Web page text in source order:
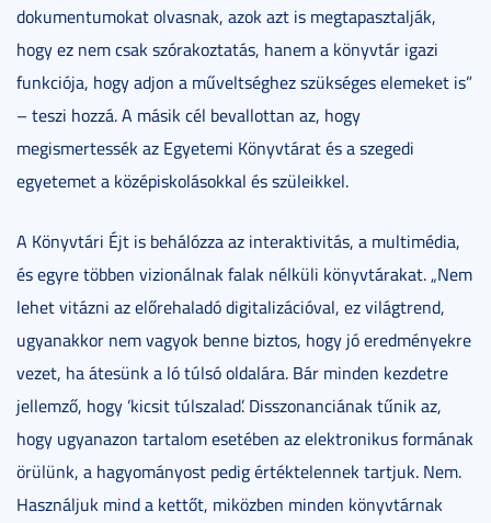
dokumentumokat olvasnak, azok azt is megtapasztalják,
hogy ez nem csak szórakoztatás, hanem a könyvtár igazi
funkciója, hogy adjon a műveltséghez szükséges elemeket is”
– teszi hozzá. A másik cél bevallottan az, hogy
megismertessék az Egyetemi Könyvtárat és a szegedi
egyetemet a középiskolásokkal és szüleikkel.
A Könyvtári Éjt is behálózza az interaktivitás, a multimédia,
és egyre többen vizionálnak falak nélküli könyvtárakat. „Nem
lehet vitázni az előrehaladó digitalizációval, ez világtrend,
ugyanakkor nem vagyok benne biztos, hogy jó eredményekre
vezet, ha átesünk a ló túlsó oldalára. Bár minden kezdetre
jellemző, hogy ’kicsit túlszalad’. Disszonanciának tűnik az,
hogy ugyanazon tartalom esetében az elektronikus formának
örülünk, a hagyományost pedig értéktelennek tartjuk. Nem.
Használjuk mind a kettőt, miközben minden könyvtárnak